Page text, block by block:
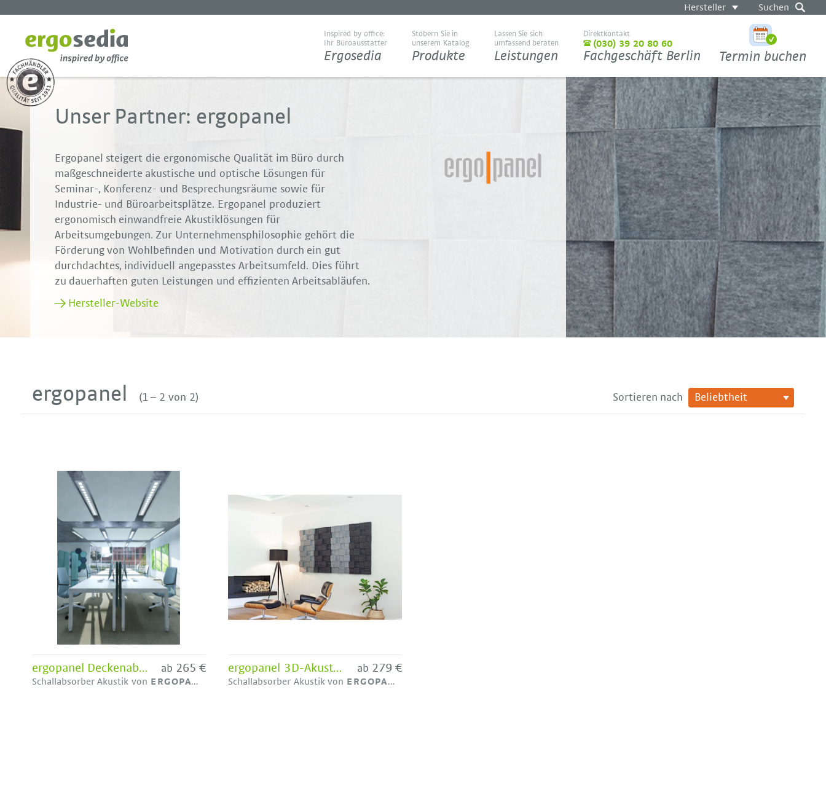
Suchen
Hersteller
Inspired by office:
Ihr Büroausstatter
Ergosedia
Stöbern Sie in
unserem Katalog
Produkte
Lassen Sie sich
umfassend beraten
Leistungen
Direktkontakt
(030) 39 20 80 60
Fachgeschäft Berlin Termin buchen
Unser Partner: ergopanel
Ergopanel steigert die ergonomische Qualität im Büro durch
maßgeschneiderte akustische und optische Lösungen für
Seminar-, Konferenz- und Besprechungsräume sowie für
Industrie- und Büroarbeitsplätze. Ergopanel produziert
ergonomisch einwandfreie Akustiklösungen für
Arbeitsumgebungen. Zur Unternehmensphilosophie gehört die
Förderung von Wohlbefinden und Motivation durch ein gut
durchdachtes, individuell angepasstes Arbeitsumfeld. Dies führt
zu dauerhaften guten Leistungen und effizienten Arbeitsabläufen.
Hersteller-Website
ergopanel (1 – 2 von 2) Sortieren nach
ergopanel Deckenabsorber PET
Schallabsorber Akustik von ERGOPANEL
ab 265 € ergopanel 3D-Akustikabsorber für die Wand
Schallabsorber Akustik von ERGOPANEL
ab 279 €